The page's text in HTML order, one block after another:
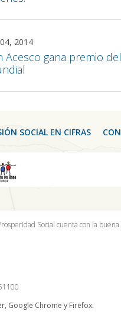
2014
Acesco gana premio del
SOCIAL EN CIFRAS
Social cuenta con la buena
Google Chrome y Firefox.